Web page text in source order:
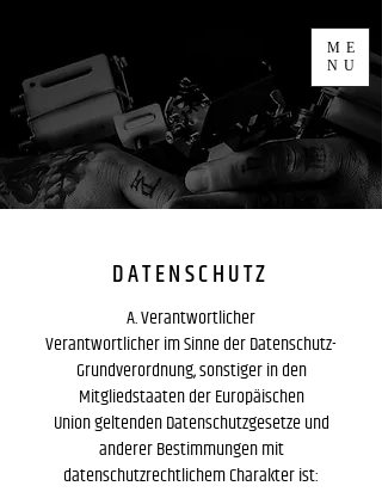
ME
NU
DATENSCHUTZ
A. Verantwortlicher
Verantwortlicher im Sinne der Datenschutz-
Grundverordnung, sonstiger in den
Mitgliedstaaten der Europäischen
Union geltenden Datenschutzgesetze und
anderer Bestimmungen mit
datenschutzrechtlichem Charakter ist: